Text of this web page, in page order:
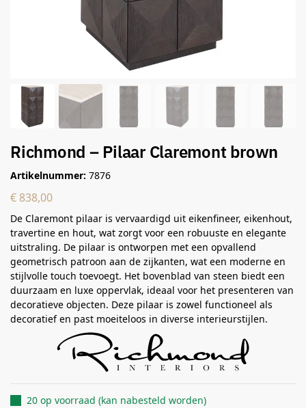
Richmond – Pilaar Claremont brown
Artikelnummer: 7876
€ 838,00
De Claremont pilaar is vervaardigd uit eikenfineer, eikenhout,
travertine en hout, wat zorgt voor een robuuste en elegante
uitstraling. De pilaar is ontworpen met een opvallend
geometrisch patroon aan de zijkanten, wat een moderne en
stijlvolle touch toevoegt. Het bovenblad van steen biedt een
duurzaam en luxe oppervlak, ideaal voor het presenteren van
decoratieve objecten. Deze pilaar is zowel functioneel als
decoratief en past moeiteloos in diverse interieurstijlen.
20 op voorraad (kan nabesteld worden)